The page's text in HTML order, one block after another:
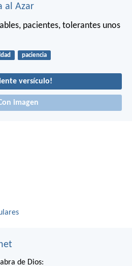
al Azar
pacientes, tolerantes unos
paciencia
versículo!
imagen
de Dios: